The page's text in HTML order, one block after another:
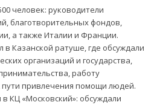
человек: руководители
благотворительных фондов,
а также Италии и Франции.
Казанской ратуше, где обсуждали
организаций и государства,
работу
привлечения помощи людей.
КЦ «Московский»: обсуждали